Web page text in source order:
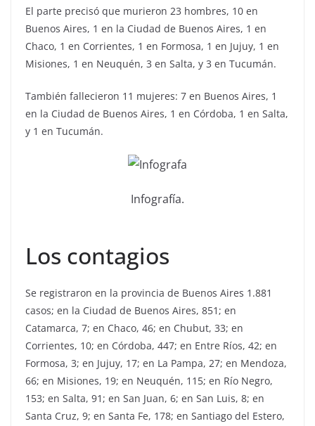
El parte precisó que murieron 23 hombres, 10 en
Buenos Aires, 1 en la Ciudad de Buenos Aires, 1 en
Chaco, 1 en Corrientes, 1 en Formosa, 1 en Jujuy, 1 en
Misiones, 1 en Neuquén, 3 en Salta, y 3 en Tucumán.
También fallecieron 11 mujeres: 7 en Buenos Aires, 1
en la Ciudad de Buenos Aires, 1 en Córdoba, 1 en Salta,
y 1 en Tucumán.
Infografía.
Los contagios
Se registraron en la provincia de Buenos Aires 1.881
casos; en la Ciudad de Buenos Aires, 851; en
Catamarca, 7; en Chaco, 46; en Chubut, 33; en
Corrientes, 10; en Córdoba, 447; en Entre Ríos, 42; en
Formosa, 3; en Jujuy, 17; en La Pampa, 27; en Mendoza,
66; en Misiones, 19; en Neuquén, 115; en Río Negro,
153; en Salta, 91; en San Juan, 6; en San Luis, 8; en
Santa Cruz, 9; en Santa Fe, 178; en Santiago del Estero,